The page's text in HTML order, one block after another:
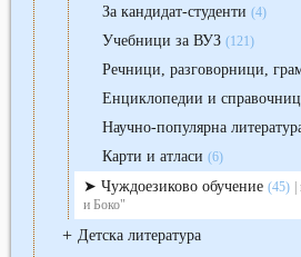
За кандидат-студенти (4)
Учебници за ВУЗ (121)
Речници, разговорници,
Енциклопедии и
Научно-популярна
Карти и атласи (6)
Чуждоезиково обучение (45)
и Боко"
+ Детска литература